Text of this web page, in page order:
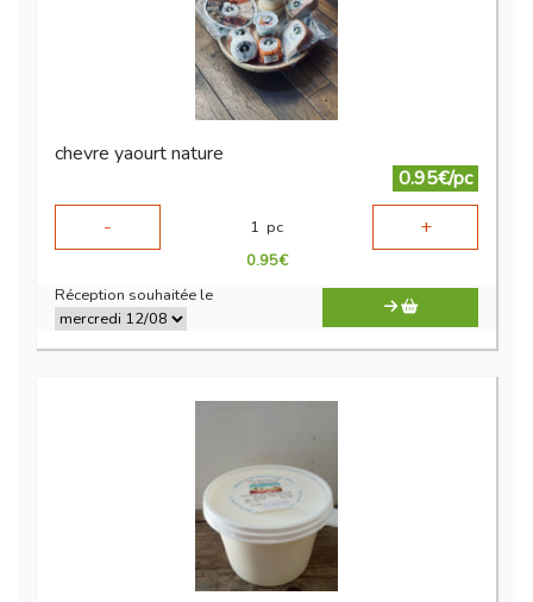
chevre yaourt nature
0.95€/pc
-
1 pc +
0.95€
Réception souhaitée le